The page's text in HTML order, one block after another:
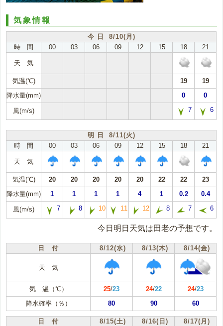
気象情報
今 日 8/10(月)
時 間
00 03 06 09 12 15 18 21
天 気
気温(℃) 19
19
降水量(mm)
0 0
風(m/s) 7 6
明 日 8/11(火)
時 間
00 03 06 09 12 15 18 21
天 気
気温(℃) 20 20 20 20 20 22 22
23
降水量(mm)
1 1 1 1 4 1 0.2 0.4
風(m/s) 7 8 10 11 12 8 7 6
今日明日天気は田老の予想です。
日 付 8/12(水) 8/13(木) 8/14(金)
天 気
気 温（℃） 25/23 24/22 24/23
降水確率（％）
80 90 60
日 付 8/15(土) 8/16(日) 8/17(月)